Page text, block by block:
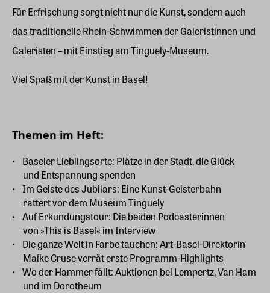
Für Erfrischung sorgt nicht nur die Kunst, sondern auch
das traditionelle Rhein-Schwimmen der Galeristinnen und
Galeristen – mit Einstieg am Tinguely-Museum.
Viel Spaß mit der Kunst in Basel!
Themen im Heft:
Baseler Lieblingsorte: Plätze in der Stadt, die Glück
und Entspannung spenden
Im Geiste des Jubilars: Eine Kunst-Geisterbahn
rattert vor dem Museum Tinguely
Auf Erkundungstour: Die beiden Podcasterinnen
von »This is Basel« im Interview
Die ganze Welt in Farbe tauchen: Art-Basel-Direktorin
Maike Cruse verrät erste Programm-Highlights
Wo der Hammer fällt: Auktionen bei Lempertz, Van Ham
und im Dorotheum